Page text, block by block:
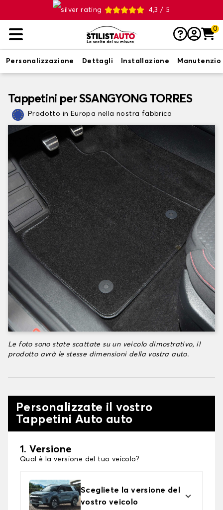
4,3 / 5
0
Personalizzazione Dettagli Installazione
Tappetini per SSANGYONG TORRES
Prodotto in Europa nella nostra fabbrica
Le foto sono state scattate su un veicolo dimostrativo, il
prodotto avrà le stesse dimensioni della vostra auto.
Personalizzate il vostro
Tappetini Auto auto
1. Versione
Qual è la versione del tuo veicolo?
Scegliete la versione del
vostro veicolo